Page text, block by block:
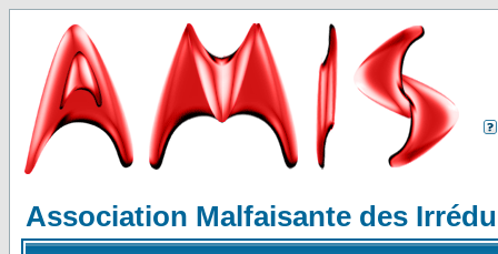
Association Malfaisante des